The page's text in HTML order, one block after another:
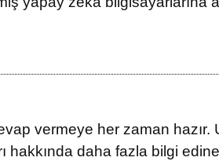
vermeye her zaman
daha fazla bilgi